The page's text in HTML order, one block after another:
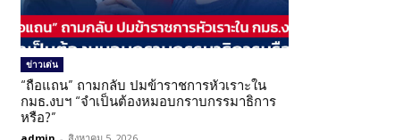
ข่าวเด่น
“ถือแถน” ถามกลับ ปมข้าราชการหัวเราะใน
กมธ.งบฯ “จำเป็นต้องหมอบกราบกรรมาธิการ
หรือ?”
admin - สิงหาคม 5, 2026